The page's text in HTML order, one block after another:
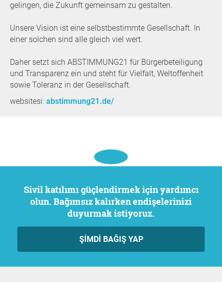
gelingen, die Zukunft gemeinsam zu gestalten.
Unsere Vision ist eine selbstbestimmte Gesellschaft. In
einer solchen sind alle gleich viel wert.
Daher setzt sich ABSTIMMUNG21 für Bürgerbeteiligung
und Transparenz ein und steht für Vielfalt, Weltoffenheit
sowie Toleranz in der Gesellschaft.
websitesi: abstimmung21.de/
Sivil katılımı güçlendirmek için yardımcı
olun. Bağımsız kalırken endişelerinizi
duyurmak istiyoruz.
ŞIMDI BAĞIŞ YAP